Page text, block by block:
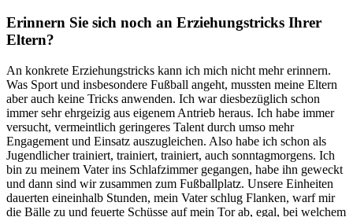
Erinnern Sie sich noch an Erziehungstricks Ihrer
Eltern?
An konkrete Erziehungstricks kann ich mich nicht mehr erinnern.
Was Sport und insbesondere Fußball angeht, mussten meine Eltern
aber auch keine Tricks anwenden. Ich war diesbezüglich schon
immer sehr ehrgeizig aus eigenem Antrieb heraus. Ich habe immer
versucht, vermeintlich geringeres Talent durch umso mehr
Engagement und Einsatz auszugleichen. Also habe ich schon als
Jugendlicher trainiert, trainiert, trainiert, auch sonntagmorgens. Ich
bin zu meinem Vater ins Schlafzimmer gegangen, habe ihn geweckt
und dann sind wir zusammen zum Fußballplatz. Unsere Einheiten
dauerten eineinhalb Stunden, mein Vater schlug Flanken, warf mir
die Bälle zu und feuerte Schüsse auf mein Tor ab, egal, bei welchem